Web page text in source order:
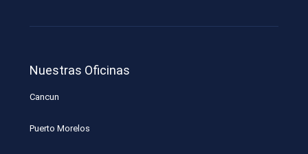
Nuestras Oficinas
Cancun
Puerto Morelos